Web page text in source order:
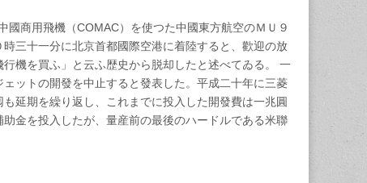
商用飛機（COMAC）を使つた中國東方航空のＭＵ９
三十一分に北京首都國際空港に着陸すると、歡迎の放
機を買ふ」と云ふ歴史から脱却したと述べてゐる。 一
ットの開發を中止すると發表した。平成二十年に三菱
延期を繰り返し、これまでに投入した開發費は一兆圓
金を投入したが、量産前の最後のハードルである米聯